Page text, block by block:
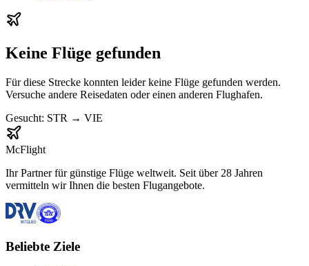
Keine Flüge gefunden
Für diese Strecke konnten leider keine Flüge gefunden werden.
Versuche andere Reisedaten oder einen anderen Flughafen.
Gesucht: STR → VIE
McFlight
Ihr Partner für günstige Flüge weltweit. Seit über 28 Jahren
vermitteln wir Ihnen die besten Flugangebote.
Beliebte Ziele